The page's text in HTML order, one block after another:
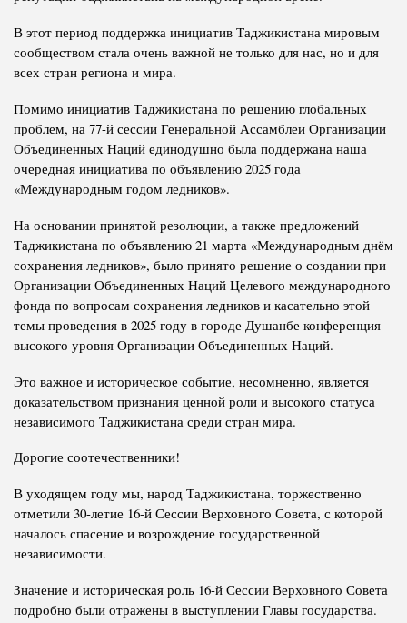
В этот период поддержка инициатив Таджикистана мировым
сообществом стала очень важной не только для нас, но и для
всех стран региона и мира.
Помимо инициатив Таджикистана по решению глобальных
проблем, на 77-й сессии Генеральной Ассамблеи Организации
Объединенных Наций единодушно была поддержана наша
очередная инициатива по объявлению 2025 года
«Международным годом ледников».
На основании принятой резолюции, а также предложений
Таджикистана по объявлению 21 марта «Международным днём
сохранения ледников», было принято решение о создании при
Организации Объединенных Наций Целевого международного
фонда по вопросам сохранения ледников и касательно этой
темы проведения в 2025 году в городе Душанбе конференция
высокого уровня Организации Объединенных Наций.
Это важное и историческое событие, несомненно, является
доказательством признания ценной роли и высокого статуса
независимого Таджикистана среди стран мира.
Дорогие соотечественники!
В уходящем году мы, народ Таджикистана, торжественно
отметили 30-летие 16-й Сессии Верховного Совета, с которой
началось спасение и возрождение государственной
независимости.
Значение и историческая роль 16-й Сессии Верховного Совета
подробно были отражены в выступлении Главы государства.